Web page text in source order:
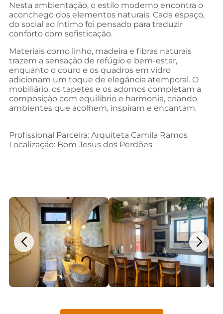
Nesta ambientação, o estilo moderno encontra o
aconchego dos elementos naturais. Cada espaço,
do social ao íntimo foi pensado para traduzir
conforto com sofisticação.
Materiais como linho, madeira e fibras naturais
trazem a sensação de refúgio e bem-estar,
enquanto o couro e os quadros em vidro
adicionam um toque de elegância atemporal. O
mobiliário, os tapetes e os adornos completam a
composição com equilíbrio e harmonia, criando
ambientes que acolhem, inspiram e encantam.
Profissional Parceira: Arquiteta Camila Ramos
Localização: Bom Jesus dos Perdões